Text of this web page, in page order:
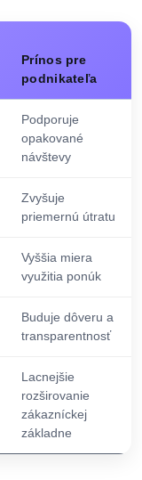
Prínos pre
podnikateľa
Podporuje
opakované
návštevy
Zvyšuje
priemernú útratu
Vyššia miera
využitia ponúk
Buduje dôveru a
transparentnosť
Lacnejšie
rozširovanie
zákazníckej
základne